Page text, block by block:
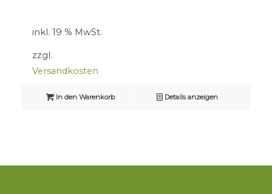
inkl. 19 % MwSt.
zzgl.
Versandkosten
In den Warenkorb Details anzeigen